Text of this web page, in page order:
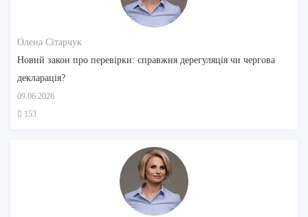
Олена Сітарчук
Новий закон про перевірки: справжня дерегуляція чи чергова
декларація?
09.06.2026
153